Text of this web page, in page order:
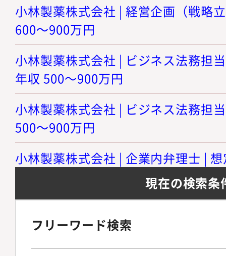
小林製薬株式会社 | 経営企画（戦略
600～900万円
小林製薬株式会社 | ビジネス法務担
年収 500～900万円
小林製薬株式会社 | ビジネス法務担
500～900万円
小林製薬株式会社 | 企業内弁理士 |
現在の検索条
フリーワード検索